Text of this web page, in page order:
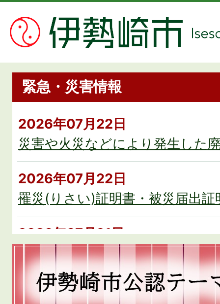
緊急・災害情報
2026年07月22日
災害や火災などにより発生した
2026年07月22日
罹災(りさい)証明書・被災届出
2026年07月21日
災害警戒本部の廃止について
枚
目